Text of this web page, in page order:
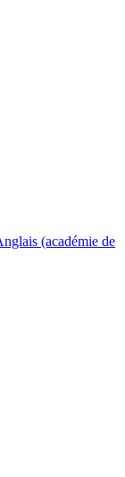
(académie de